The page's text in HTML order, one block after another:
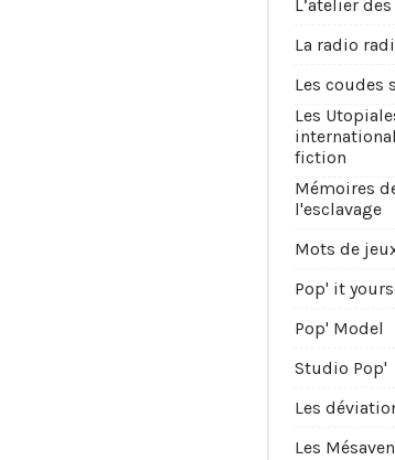
L’atelier des
La radio
Les coudes
Les
fiction
Mémoires
l'esclavage
Mots de
Pop' it
Pop' Model
Studio Pop'
Les
Les